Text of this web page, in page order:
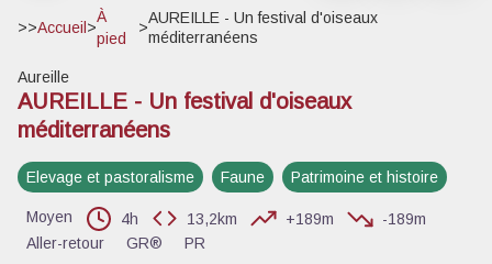
>>Accueil >
À
pied
>
AUREILLE - Un festival d'oiseaux
méditerranéens
Aureille
AUREILLE - Un festival d'oiseaux
méditerranéens
Elevage et pastoralisme Faune Patrimoine et histoire
Moyen 4h 13,2km +189m
-189m
Aller-retour
GR® PR